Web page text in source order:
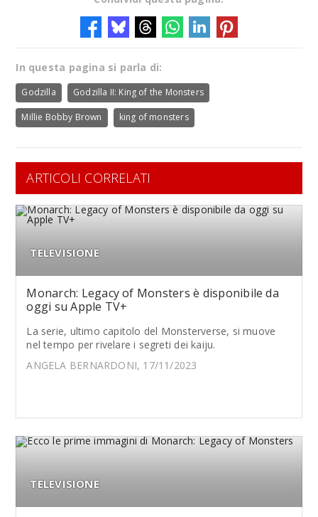
In questa pagina si parla di:
Godzilla Godzilla II: King of the Monsters
Millie Bobby Brown king of monsters
ARTICOLI CORRELATI
TELEVISIONE
Monarch: Legacy of Monsters è disponibile da
oggi su Apple TV+
La serie, ultimo capitolo del Monsterverse, si muove
nel tempo per rivelare i segreti dei kaiju.
ANGELA BERNARDONI, 17/11/2023
TELEVISIONE